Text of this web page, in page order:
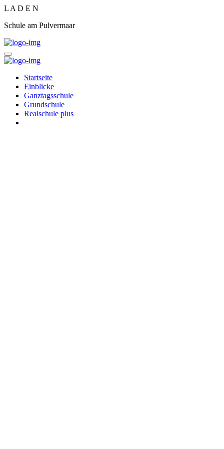
L A D E N
Schule am Pulvermaar
Startseite
Einblicke
Ganztagsschule
Grundschule
Realschule plus